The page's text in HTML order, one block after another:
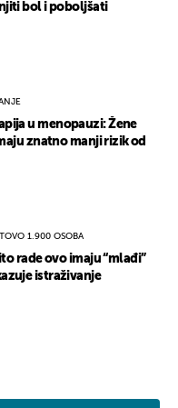
bol i poboljšati
u menopauzi: Žene
znatno manji rizik od
1.900 OSOBA
rade ovo imaju “mlađi”
istraživanje